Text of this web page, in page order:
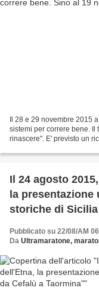
Il 28 e 29 novembre 2015
sistemi per correre bene. Il
rinascere". E' previsto un
Il 24 agosto
la
storiche di
Pubblicato su 22/08/AM
Da Ultramaratone,